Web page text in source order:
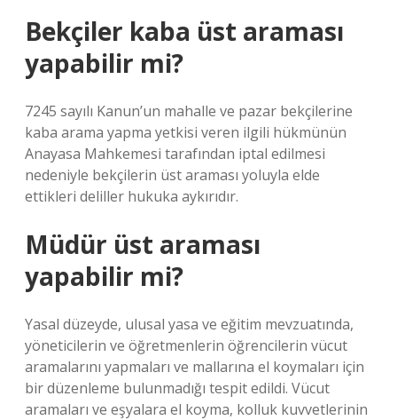
Bekçiler kaba üst araması
yapabilir mi?
7245 sayılı Kanun’un mahalle ve pazar bekçilerine
kaba arama yapma yetkisi veren ilgili hükmünün
Anayasa Mahkemesi tarafından iptal edilmesi
nedeniyle bekçilerin üst araması yoluyla elde
ettikleri deliller hukuka aykırıdır.
Müdür üst araması
yapabilir mi?
Yasal düzeyde, ulusal yasa ve eğitim mevzuatında,
yöneticilerin ve öğretmenlerin öğrencilerin vücut
aramalarını yapmaları ve mallarına el koymaları için
bir düzenleme bulunmadığı tespit edildi. Vücut
aramaları ve eşyalara el koyma, kolluk kuvvetlerinin